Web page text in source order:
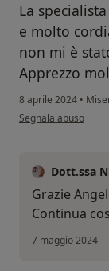
La
e molto
non mi è
Apprezzo
8 aprile 2024 •
secondo l'opinione
Segnala abuso
Dott.ssa
Grazie
Continua
7 maggio 2024